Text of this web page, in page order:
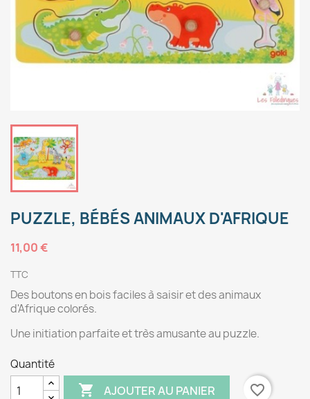
PUZZLE, BÉBÉS ANIMAUX D'AFRIQUE
11,00 €
TTC
Des boutons en bois faciles à saisir et des animaux
d'Afrique colorés.
Une initiation parfaite et très amusante au puzzle.
Quantité
 AJOUTER AU PANIER favorite_border